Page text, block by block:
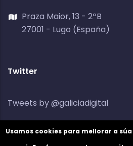
Praza Maior, 13 - 2ºB
27001 - Lugo (España)
Twitter
Tweets by @galiciadigital
Usamos cookies para mellorar a